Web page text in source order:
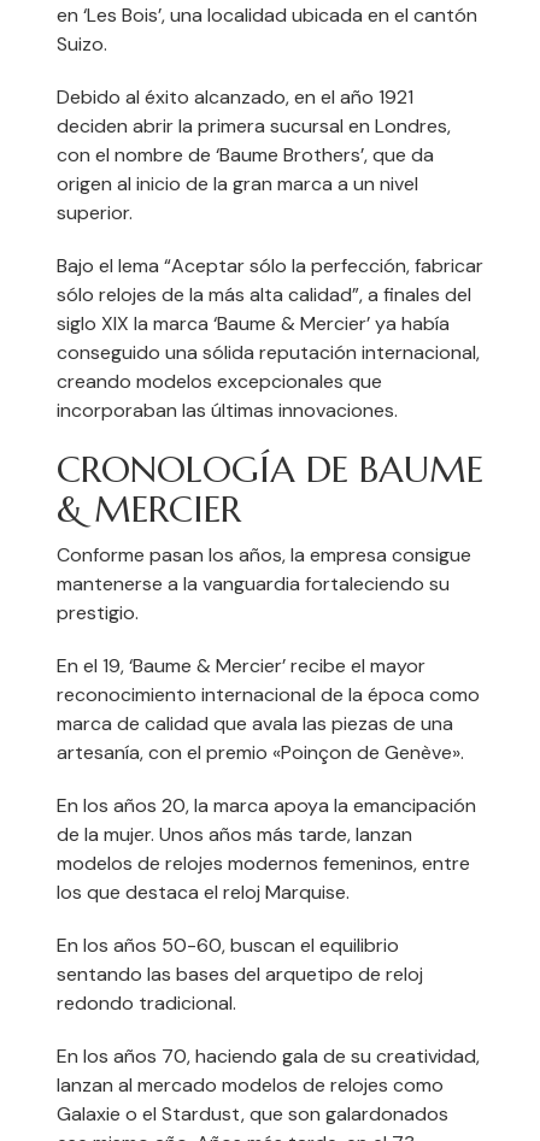
en ‘Les Bois’, una localidad ubicada en el cantón
Suizo.
Debido al éxito alcanzado, en el año 1921
deciden abrir la primera sucursal en Londres,
con el nombre de ‘Baume Brothers’, que da
origen al inicio de la gran marca a un nivel
superior.
Bajo el lema “Aceptar sólo la perfección, fabricar
sólo relojes de la más alta calidad”, a finales del
siglo XIX la marca ‘Baume & Mercier’ ya había
conseguido una sólida reputación internacional,
creando modelos excepcionales que
incorporaban las últimas innovaciones.
CRONOLOGÍA DE BAUME
& MERCIER
Conforme pasan los años, la empresa consigue
mantenerse a la vanguardia fortaleciendo su
prestigio.
En el 19, ‘Baume & Mercier’ recibe el mayor
reconocimiento internacional de la época como
marca de calidad que avala las piezas de una
artesanía, con el premio «Poinçon de Genève».
En los años 20, la marca apoya la emancipación
de la mujer. Unos años más tarde, lanzan
modelos de relojes modernos femeninos, entre
los que destaca el reloj Marquise.
En los años 50-60, buscan el equilibrio
sentando las bases del arquetipo de reloj
redondo tradicional.
En los años 70, haciendo gala de su creatividad,
lanzan al mercado modelos de relojes como
Galaxie o el Stardust, que son galardonados